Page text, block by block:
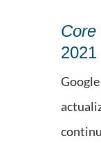
Core
2021